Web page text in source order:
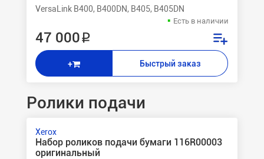
VersaLink B400, B400DN, B405, B405DN
Есть в наличии
47 000 ₽
+ Быстрый заказ
Ролики подачи
Xerox
Набор роликов подачи бумаги 116R00003
оригинальный